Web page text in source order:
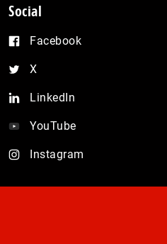
Social
Facebook
X
LinkedIn
YouTube
Instagram